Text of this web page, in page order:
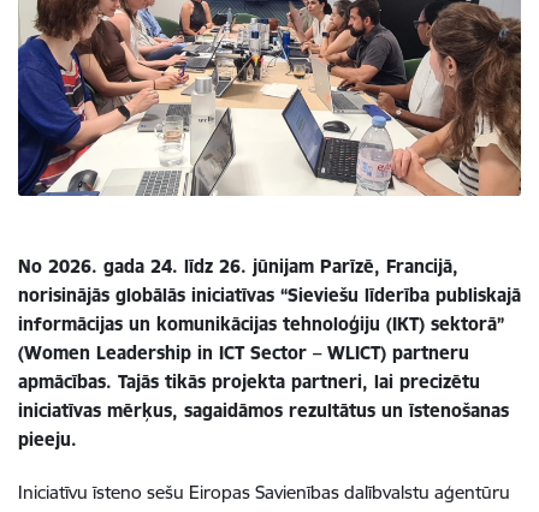
No 2026. gada 24. līdz 26. jūnijam Parīzē, Francijā,
norisinājās globālās iniciatīvas “Sieviešu līderība publiskajā
informācijas un komunikācijas tehnoloģiju (IKT) sektorā”
(Women Leadership in ICT Sector – WLICT) partneru
apmācības. Tajās tikās projekta partneri, lai precizētu
iniciatīvas mērķus, sagaidāmos rezultātus un īstenošanas
pieeju.
Iniciatīvu īsteno sešu Eiropas Savienības dalībvalstu aģentūru